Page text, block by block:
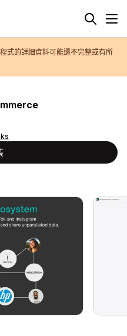
式的詳細資料可能還不完整或有所